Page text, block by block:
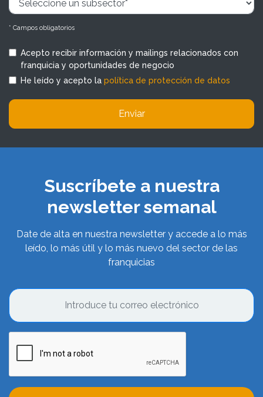
* Campos obligatorios
Acepto recibir información y mailings relacionados con
franquicia y oportunidades de negocio
He leído y acepto la política de protección de datos
Enviar
Suscríbete a nuestra
newsletter semanal
Date de alta en nuestra newsletter y accede a lo más
leído, lo más útil y lo más nuevo del sector de las
franquicias